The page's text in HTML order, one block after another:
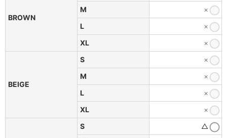
BROWN
M
×
L
×
XL
×
BEIGE
S
×
M
×
L
×
XL
×
S
△